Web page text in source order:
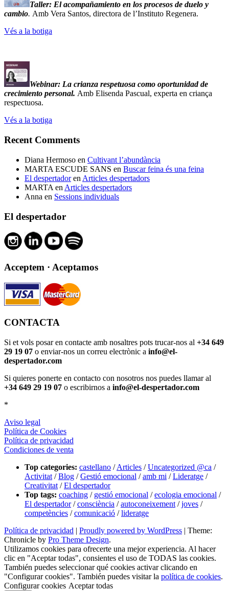
Taller: El acompañamiento en los procesos de duelo y
cambio. Amb Vera Santos, directora de l’Instituto Regenera.
Vés a la botiga
Webinar: La crianza respetuosa como oportunidad de
crecimiento personal. Amb Elisenda Pascual, experta en criança
respectuosa.
Vés a la botiga
Recent Comments
Diana Hermoso en Cultivant l’abundància
MARTA ESCUDE SANS en Buscar feina és una feina
El despertadoren Articles despertadors
MARTA en Articles despertadors
Anna en Sessions individuals
El despertador
Acceptem · Aceptamos
CONTACTA
Si et vols posar en contacte amb nosaltres pots trucar-nos al +34 649
29 19 07 o enviar-nos un correu electrònic a info@el-
despertador.com
Si quieres ponerte en contacto con nosotros nos puedes llamar al
+34 649 29 19 07 o escribirnos a info@el-despertador.com
*
Aviso legal
Política de Cookies
Política de privacidad
Condiciones de venta
Top categories: castellano /Articles /Uncategorized @ca /
Activitat /Blog /Gestió emocional /amb mi /Lideratge /
Creativitat /El despertador
Top tags: coaching / gestió emocional /ecologia emocional /
El despertador/consciència /autoconeixement /joves /
competències /comunicació /lideratge
Política de privacidad | Proudly powered by WordPress | Theme:
Chronicle by Pro Theme Design.
Utilizamos cookies para ofrecerte una mejor experiencia. Al hacer
clic en "Aceptar todas", consientes el uso de TODAS las cookies.
También puedes seleccionar qué cookies activar clicando en
"Configurar cookies". También puedes visitar la política de cookies.
Configurar cookies Aceptar todas